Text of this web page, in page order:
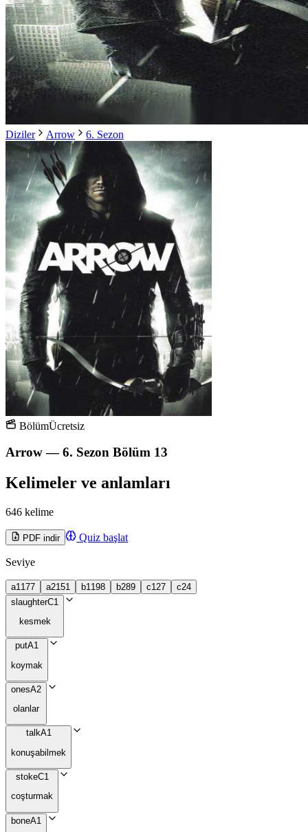
Diziler Arrow 6. Sezon
BölümÜcretsiz
Arrow — 6. Sezon Bölüm 13
Kelimeler ve anlamları
646 kelime
PDF indir Quiz başlat
Seviye
a1 177 a2151 b1 198 b289 c1 27 c24
slaughterC1
kesmek
putA1
koymak
onesA2
olanlar
talkA1
konuşabilmek
stokeC1
coşturmak
boneA1